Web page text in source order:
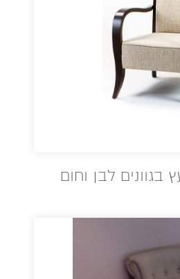
בגוונים לבן וחום